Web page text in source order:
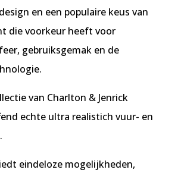
en een populaire keus van
die voorkeur heeft voor
gebruiksgemak en de
van Charlton & Jenrick
echte ultra realistich vuur- en
eindeloze mogelijkheden,